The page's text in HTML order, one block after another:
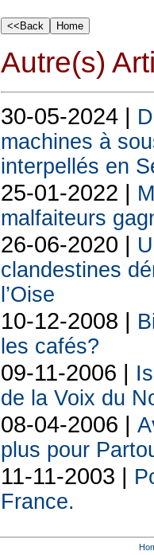
Autre(s)
30-05-2024 |
machines à
interpellés en
25-01-2022 |
malfaiteurs
26-06-2020 |
clandestines
l’Oise
10-12-2008 |
les cafés?
09-11-2006 |
de la Voix du
08-04-2006 |
plus pour
11-11-2003 |
France.